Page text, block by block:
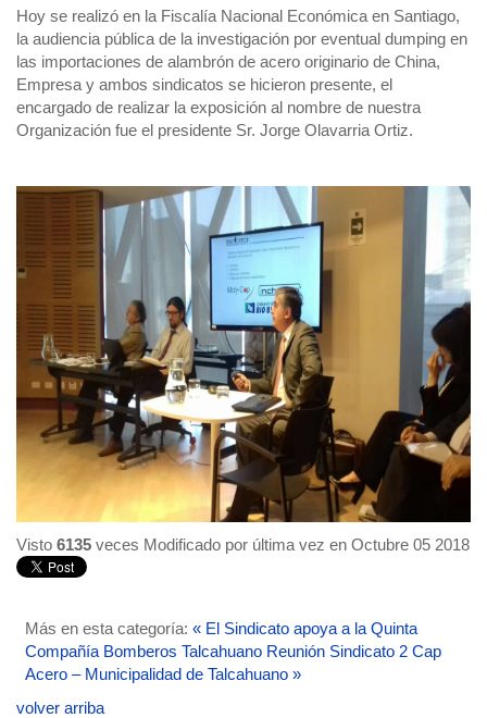
Hoy se realizó en la Fiscalía Nacional Económica en Santiago,
la audiencia pública de la investigación por eventual dumping en
las importaciones de alambrón de acero originario de China,
Empresa y ambos sindicatos se hicieron presente, el
encargado de realizar la exposición al nombre de nuestra
Organización fue el presidente Sr. Jorge Olavarria Ortiz.
Visto 6135 veces Modificado por última vez en Octubre 05 2018
Más en esta categoría: « El Sindicato apoya a la Quinta
Compañía Bomberos Talcahuano Reunión Sindicato 2 Cap
Acero – Municipalidad de Talcahuano »
volver arriba